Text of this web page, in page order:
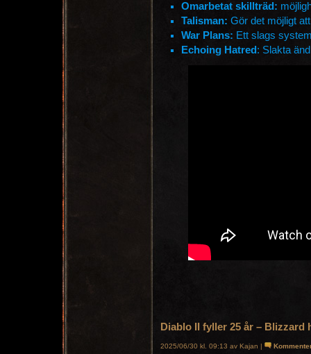
Omarbetat skillträd:
Talisman: Gör det möjligt
War Plans: Ett slags
Echoing Hatred : Slakta
Diablo II fyller 25 år –
2025/06/30 kl. 09:13 av Kajan |